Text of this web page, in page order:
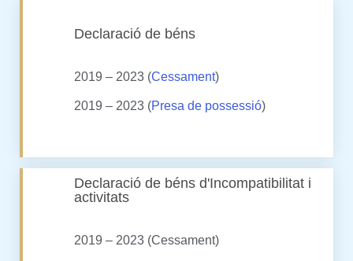
Declaració de béns
2019 – 2023 (Cessament)
2019 – 2023 (Presa de possessió)
Declaració de béns d'Incompatibilitat i
activitats
2019 – 2023 (Cessament)